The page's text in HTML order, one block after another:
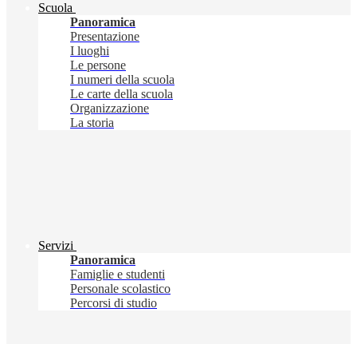
Scuola
Panoramica
Presentazione
I luoghi
Le persone
I numeri della scuola
Le carte della scuola
Organizzazione
La storia
Servizi
Panoramica
Famiglie e studenti
Personale scolastico
Percorsi di studio